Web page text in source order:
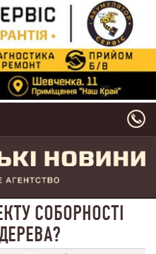
СОБОРНОСТІ